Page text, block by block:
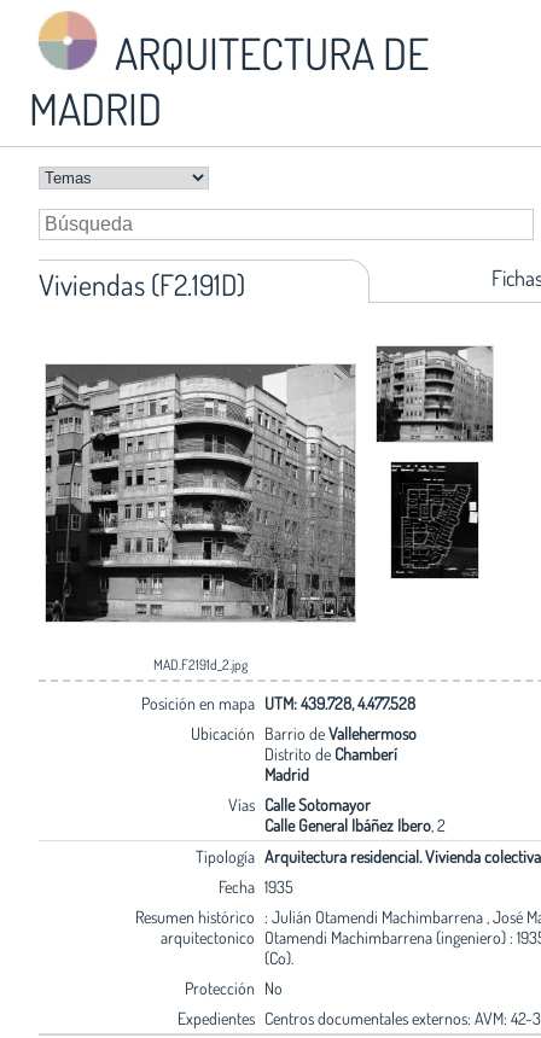
ARQUITECTURA DE
MADRID
Viviendas (F2.191D)
MAD.F2191d_2.jpg
Posición en mapa UTM: 439.728, 4.477.528
Ubicación Barrio deVallehermoso
Distrito de Chamberí
Madrid
Vías Calle Sotomayor
Calle General Ibáñez Ibero, 2
Tipología Arquitectura residencial. Vivienda colectiva
Fecha 1935
Resumen histórico
arquitectonico
: Julián Otamendi Machimbarrena , José
Otamendi Machimbarrena (ingeniero) :
(Co).
Protección No
Expedientes Centros documentales externos: AVM: 42-